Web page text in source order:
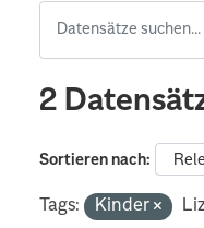
2
Sortieren nach
Tags: Kinder